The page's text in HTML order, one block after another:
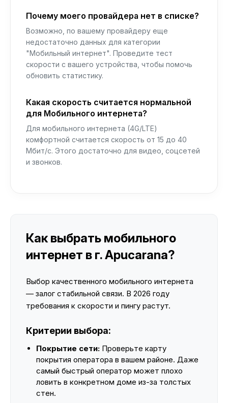
Почему моего провайдера нет в списке?
Возможно, по вашему провайдеру еще
недостаточно данных для категории
"Мобильный интернет". Проведите тест
скорости с вашего устройства, чтобы помочь
обновить статистику.
Какая скорость считается нормальной
для Мобильного интернета?
Для мобильного интернета (4G/LTE)
комфортной считается скорость от 15 до 40
Мбит/с. Этого достаточно для видео, соцсетей
и звонков.
Как выбрать мобильного
интернет в г. Apucarana?
Выбор качественного мобильного интернета
— залог стабильной связи. В 2026 году
требования к скорости и пингу растут.
Критерии выбора:
Покрытие сети: Проверьте карту
покрытия оператора в вашем районе. Даже
самый быстрый оператор может плохо
ловить в конкретном доме из-за толстых
стен.